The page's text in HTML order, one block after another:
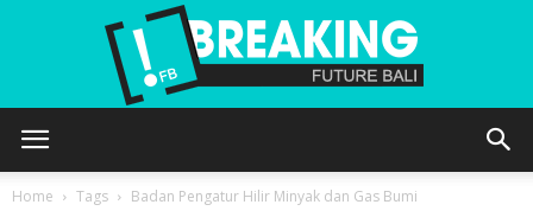
Home Tags Badan Pengatur Hilir Minyak dan Gas Bumi